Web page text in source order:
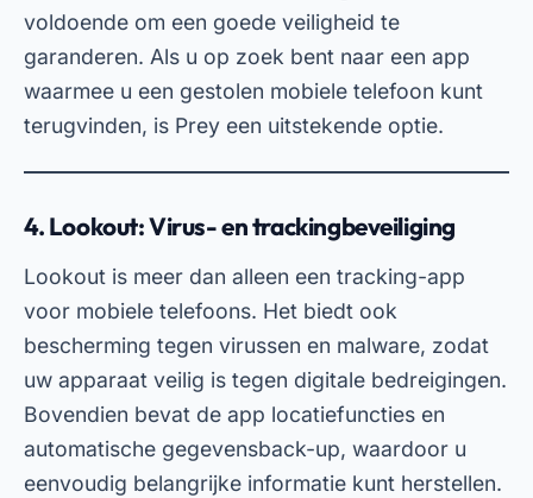
Dankzij de intuïtieve interface en robuuste
functies is dit een van de beste opties voor wie
op zoek is naar mobiele beveiliging. Met Lookout
kunt u erop vertrouwen dat uw telefoon
Kenmerken van apps voor het
volgen van mobiele telefoons
De hierboven genoemde apps hebben een aantal
belangrijke functies gemeen waardoor ze
onmisbaar zijn voor iedereen die zijn of haar
telefoon wil beschermen. Voorbeelden hiervan